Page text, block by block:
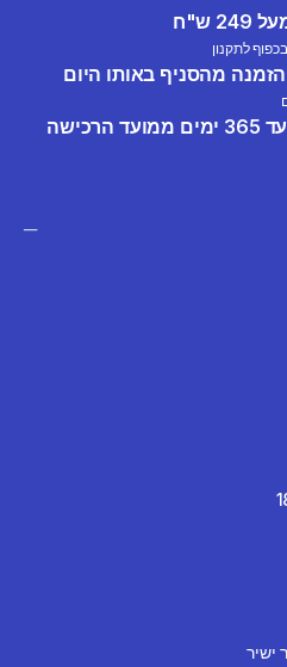
ש"ח
לתקנון
מהסניף באותו היום
ישיר